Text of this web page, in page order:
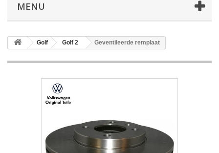
MENU
Golf Golf 2 Geventileerde remplaat